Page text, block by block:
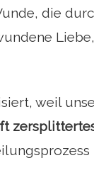
die
weil